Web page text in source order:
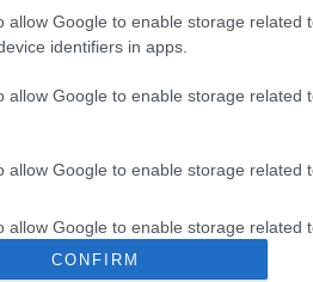
allow Google to enable storage related
identifiers in apps.
allow Google to enable storage related
allow Google to enable storage related
allow Google to enable storage related
functionality and fraud
CONFIRM